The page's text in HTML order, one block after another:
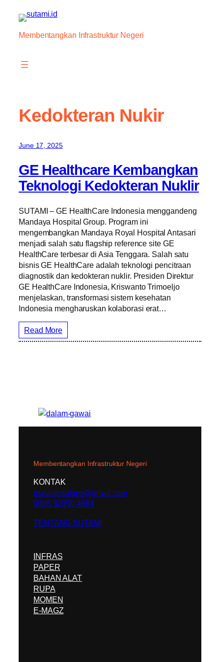
content
Membentangkan Infrastruktur Negeri
Kedokteran Nukir
June 17, 2025
GE Healthcare Kembangkan
Teknologi Kedokteran Nuklir
SUTAMI – GE HealthCare Indonesia menggandeng
Mandaya Hospital Group. Program ini
mengembangkan Mandaya Royal Hospital Antasari
menjadi salah satu flagship reference site GE
HealthCare terbesar di Asia Tenggara. Salah satu
bisnis GE HealthCare adalah teknologi pencitraan
diagnostik dan kedokteran nuklir. Presiden Direktur
GE HealthCare Indonesia, Kriswanto Trimoeljo
menjelaskan, transformasi sistem kesehatan
Indonesia mengharuskan kolaborasi erat…
Read More
Membentangkan Infrastruktur Negeri
KONTAK
majalahsutami@gmail.com
0895 32050 4664
TENTANG SUTAMI
INFRAS
PAPER
BAHAN ALAT
RUPA
MOMEN
E-MAGZ